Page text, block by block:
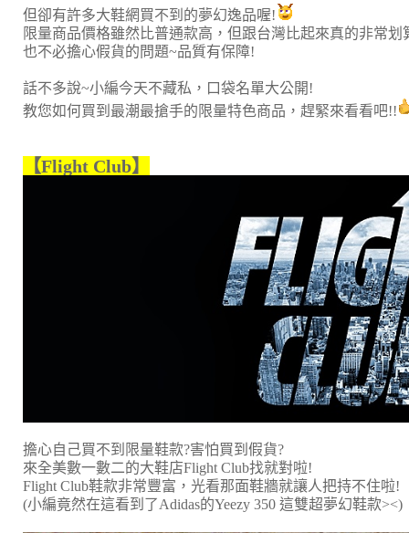
但卻有許多大鞋網買不到的夢幻逸品喔!
限量商品價格雖然比普通款高，但跟台灣比起來真的非常划
也不必擔心假貨的問題~品質有保障!
話不多說~小編今天不藏私，口袋名單大公開!
教您如何買到最潮最搶手的限量特色商品，趕緊來看看吧!!
【Flight Club】
擔心自己買不到限量鞋款?害怕買到假貨?
來全美數一數二的大鞋店Flight Club找就對啦!
Flight Club鞋款非常豐富，光看那面鞋牆就讓人把持不住啦!
(小編竟然在這看到了Adidas的Yeezy 350 這雙超夢幻鞋款><)